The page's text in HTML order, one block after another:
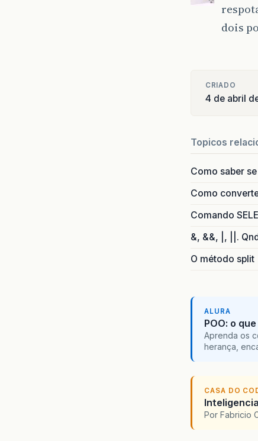
dois
CRIADO
4 de abril
Topicos
Como saber
Como
Comando
&, &&, |, ||.
O método split
ALURA
POO: o
Aprenda os
herança,
CASA DO
Por Fabricio